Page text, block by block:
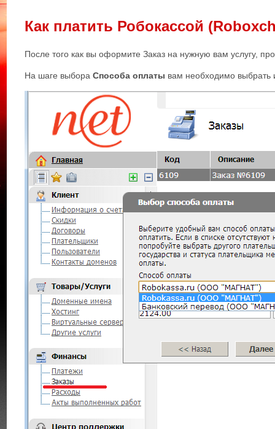
Как платить Робокассой
После того как вы оформите Заказ на нужную вам услугу,
На шаге выбора Способа оплаты вам необходимо выбрать